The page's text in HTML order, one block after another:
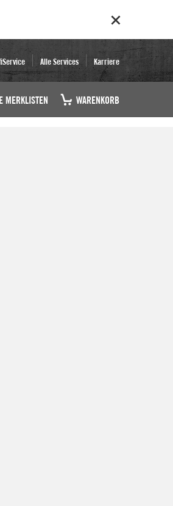
Alle Services Karriere
MERKLISTEN WARENKORB